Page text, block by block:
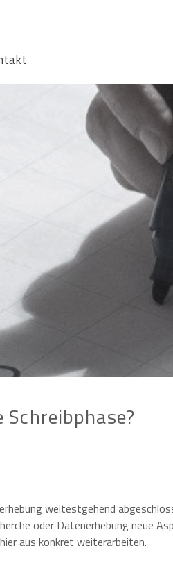
weitestgehend
oder Datenerhebung neue
aus konkret weiterarbeiten.